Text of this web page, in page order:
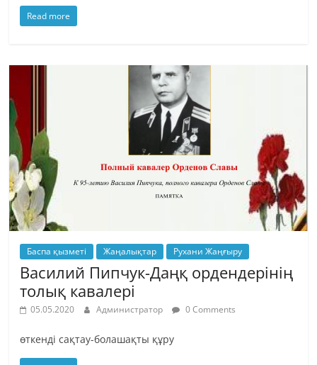
Read more
Баспа қызметі Жаңалықтар Рухани Жаңғыру
Василий Пипчук-Даңқ ордендерінің
толық кавалері
05.05.2020 Администратор 0 Comments
өткенді сақтау-болашақты құру